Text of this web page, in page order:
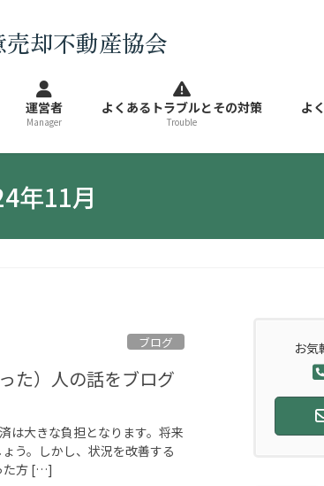
却不動産協会
運営者
Manager
よくあるトラブルとその対策
Trouble
よ
年11月
ブログ
た）人の話をブログ
は大きな負担となります。将来
う。しかし、状況を改善する
た方 […]
お気